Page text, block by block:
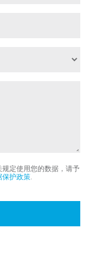
定使用您的数据，请予
保护政策.